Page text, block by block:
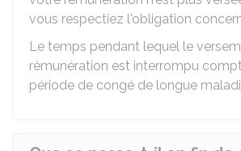
vous respectiez l'obligation
Le temps pendant lequel le
rémunération est interrompu
période de congé de longue